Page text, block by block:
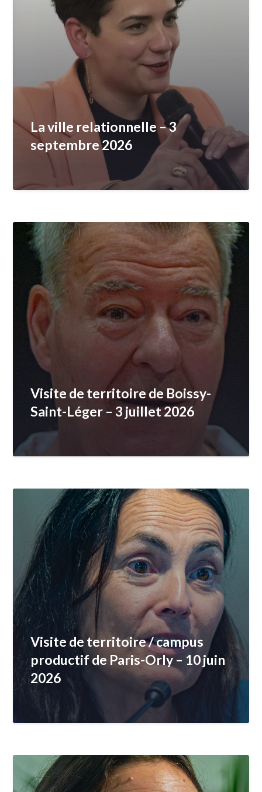
La ville relationnelle – 3
septembre 2026
Visite de territoire de Boissy-
Saint-Léger – 3 juillet 2026
Visite de territoire / campus
productif de Paris-Orly – 10 juin
2026